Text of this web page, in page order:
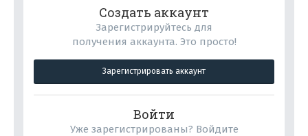
Создать аккаунт
Зарегистрируйтесь для
получения аккаунта. Это просто!
Зарегистрировать аккаунт
Войти
Уже зарегистрированы? Войдите